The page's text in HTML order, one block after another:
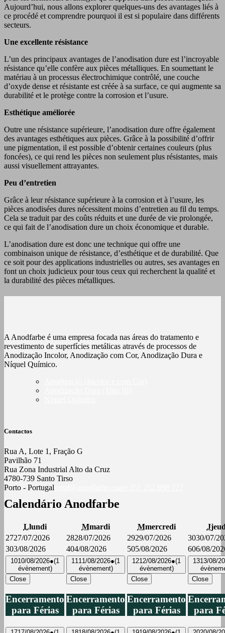
Aujourd’hui, nous allons explorer quelques-uns des avantages liés à
ce procédé et comprendre pourquoi il est si populaire dans différents
secteurs.
Une excellente résistance
L’un des principaux avantages de l’anodisation dure est l’incroyable
résistance qu’elle confère aux pièces métalliques. En soumettant le
matériau à un processus électrochimique contrôlé, une couche
d’oxyde dense et résistante est créée à sa surface, ce qui augmente sa
durabilité et le protège contre la corrosion et l’usure.
Esthétique améliorée
Outre une résistance supérieure, l’anodisation dure offre également
des avantages esthétiques aux pièces. Grâce à la possibilité d’offrir
une pigmentation, il est possible d’obtenir certaines couleurs (plus
foncées), ce qui rend les pièces non seulement plus résistantes, mais
aussi visuellement attrayantes.
Peu d’entretien
Grâce à leur résistance supérieure à la corrosion et à l’usure, les
pièces anodisées dures nécessitent moins d’entretien au fil du temps.
Cela se traduit par des coûts réduits et une durée de vie prolongée,
ce qui fait de l’anodisation dure un choix économique et durable.
L’anodisation dure est donc une technique qui offre une
combinaison unique de résistance, d’esthétique et de durabilité. Que
ce soit pour des applications industrielles ou autres, ses avantages en
font un choix judicieux pour tous ceux qui recherchent la qualité et
la durabilité des pièces métalliques.
A Anodfarbe é uma empresa focada nas áreas do tratamento e
revestimento de superfícies metálicas através de processos de
Anodização Incolor, Anodização com Cor, Anodização Dura e
Níquel Químico.
Contactos
Rua A, Lote 1, Fração G
Pavilhão 71
Rua Zona Industrial Alto da Cruz
4780-739 Santo Tirso
Porto - Portugal
Calendário Anodfarbe
Llundi Mmardi Mmercredi J
2727/07/2026 2828/07/2026 2929/07/2026 3030/07/
303/08/2026 404/08/2026 505/08/2026 606/08/
1010/08/2026●(1
évènement)
Close
Encerramento
para Férias
11 11/08/2026●(1
évènement)
Close
Encerramento
para Férias
1212/08/2026●(1
évènement)
Close
Encerramento
para Férias
1313/08/
Close
para